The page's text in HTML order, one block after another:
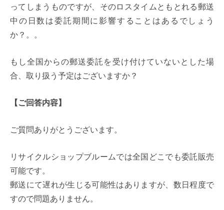
ってしまうものですが、そのロスタイムともとれる郵送
中の日数は委託期間に影響することはあるでしょう
か？。。
もし全国からの郵送委託を受け付けていないとした場
合、取り扱う予定はございますか？
【ご回答内容】
ご質問ありがとうございます。
リサイクルショップブルームでは全国どこでも委託販売
可能です。
郵送にて遅れが生じる可能性はありますが、数日程度で
すので問題ありません。